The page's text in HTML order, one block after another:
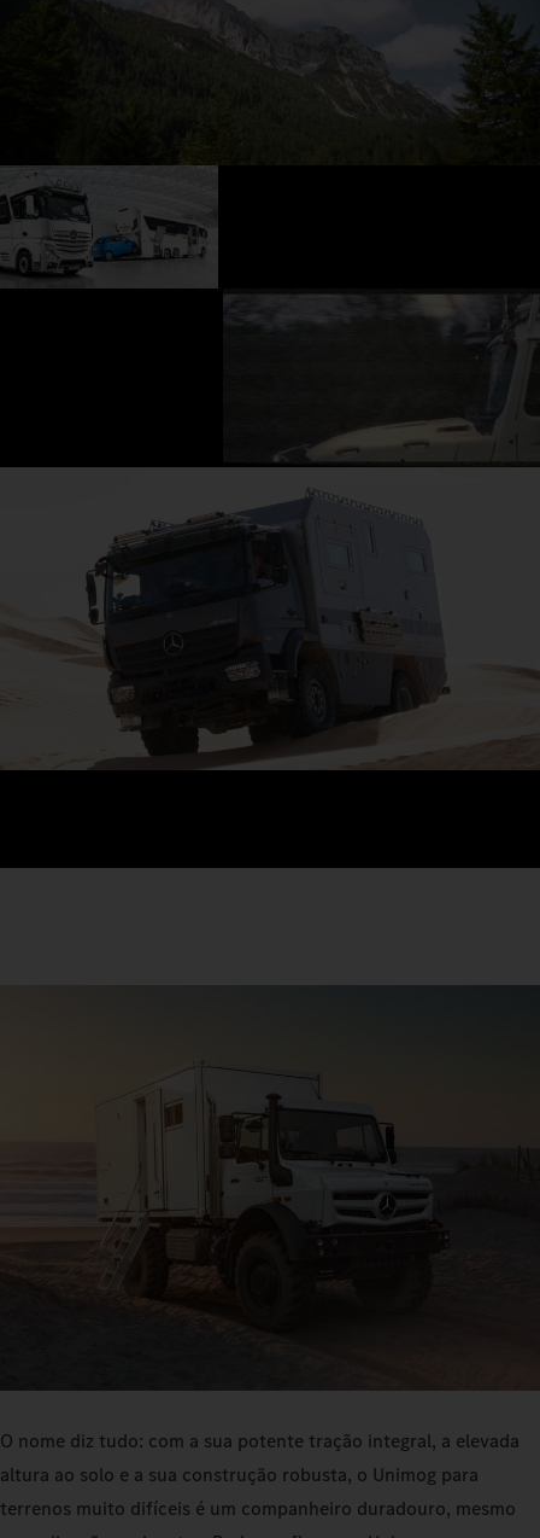
O nome diz tudo: com a sua potente tração integral, a elevada
altura ao solo e a sua construção robusta, o Unimog para
terrenos muito difíceis é um companheiro duradouro, mesmo